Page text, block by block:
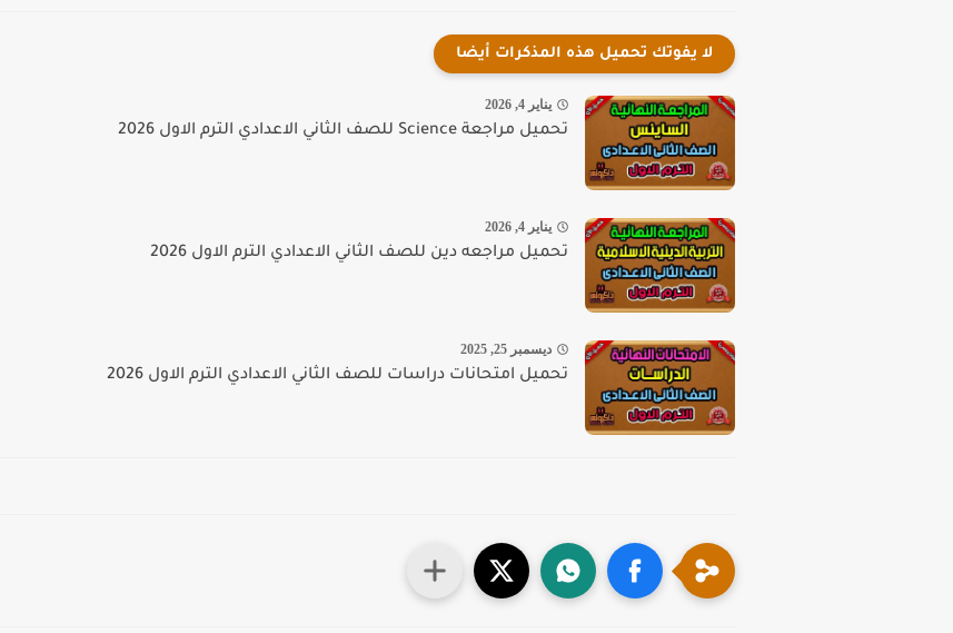
لا يفوتك تحميل هذه المذكرات أيضا
يناير 4, 2026
تحميل مراجعة Science للصف الثاني الاعدادي الترم الاول 2026
يناير 4, 2026
تحميل مراجعه دين للصف الثاني الاعدادي الترم الاول 2026
ديسمبر 25, 2025
تحميل امتحانات دراسات للصف الثاني الاعدادي الترم الاول 2026